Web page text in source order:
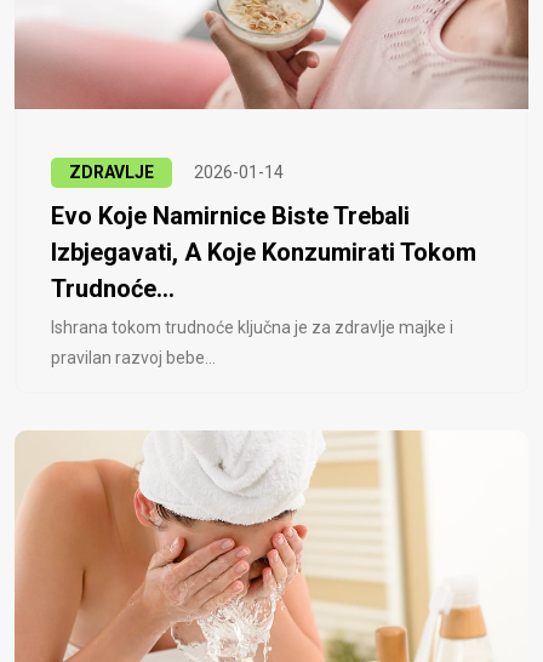
ZDRAVLJE 2026-01-14
Evo Koje Namirnice Biste Trebali
Izbjegavati, A Koje Konzumirati Tokom
Trudnoće...
Ishrana tokom trudnoće ključna je za zdravlje majke i
pravilan razvoj bebe...